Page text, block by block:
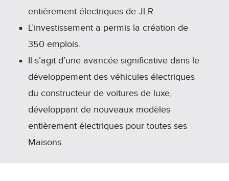
entièrement électriques de JLR.
L’investissement a permis la création de
350 emplois.
Il s’agit d’une avancée significative dans le
développement des véhicules électriques
du constructeur de voitures de luxe,
développant de nouveaux modèles
entièrement électriques pour toutes ses
Maisons.